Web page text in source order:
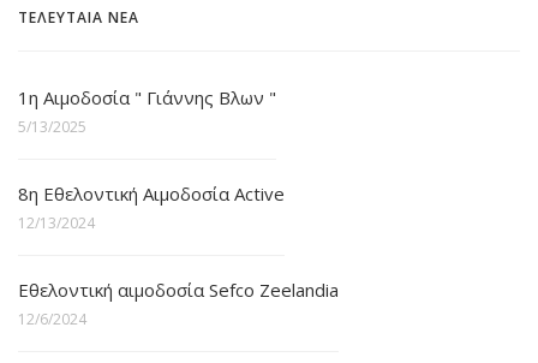
ΤΕΛΕΥΤΑΙΑ ΝΕΑ
1η Αιμοδοσία " Γιάννης Βλων "
5/13/2025
8η Εθελοντική Αιμοδοσία Active
12/13/2024
Εθελοντική αιμοδοσία Sefco Zeelandia
12/6/2024